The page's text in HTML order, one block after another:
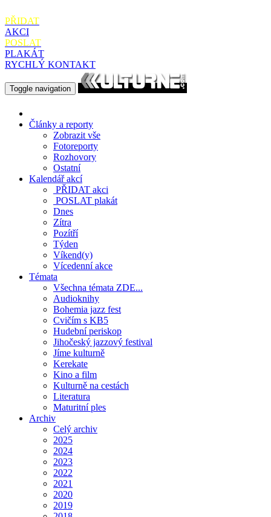
PŘIDAT
AKCI
POSLAT
PLAKÁT
RYCHLÝ KONTAKT
Toggle navigation
Články a reporty
Zobrazit vše
Fotoreporty
Rozhovory
Ostatní
Kalendář akcí
PŘIDAT akci
POSLAT plakát
Dnes
Zítra
Pozítří
Týden
Víkend(y)
Vícedenní akce
Témata
Všechna témata ZDE...
Audioknihy
Bohemia jazz fest
Cvičím s KB5
Hudební periskop
Jihočeský jazzový festival
Jíme kulturně
Kerekate
Kino a film
Kulturně na cestách
Literatura
Maturitní ples
Archiv
Celý archiv
2025
2024
2023
2022
2021
2020
2019